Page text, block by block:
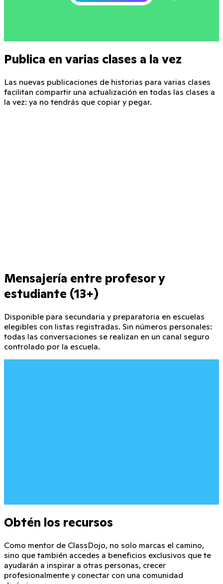
Publica en varias clases a la vez
Las nuevas publicaciones de historias para varias clases
facilitan compartir una actualización en todas las clases a
la vez: ya no tendrás que copiar y pegar.
Mensajería entre profesor y
estudiante (13+)
Disponible para secundaria y preparatoria en escuelas
elegibles con listas registradas. Sin números personales:
todas las conversaciones se realizan en un canal seguro
controlado por la escuela.
Obtén los recursos
Como mentor de ClassDojo, no solo marcas el camino,
sino que también accedes a beneficios exclusivos que te
ayudarán a inspirar a otras personas, crecer
profesionalmente y conectar con una comunidad